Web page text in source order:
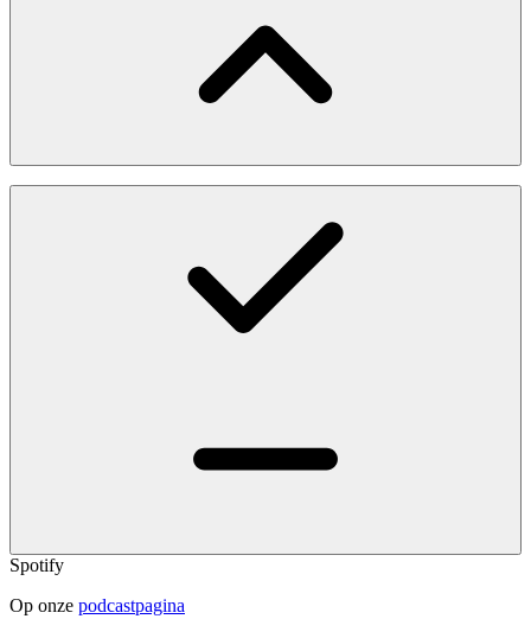
Spotify
Op onze podcastpagina